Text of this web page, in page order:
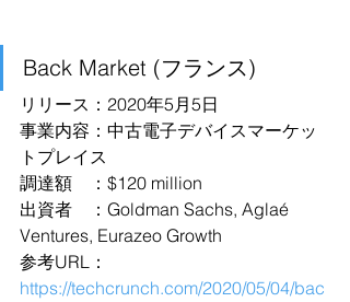
Back Market (フランス)
リリース：2020年5月5日
事業内容：中古電子デバイスマーケッ
トプレイス
調達額　：$120 million
出資者　：Goldman Sachs, Aglaé
Ventures, Eurazeo Growth
参考URL：
https://techcrunch.com/2020/05/04/bac